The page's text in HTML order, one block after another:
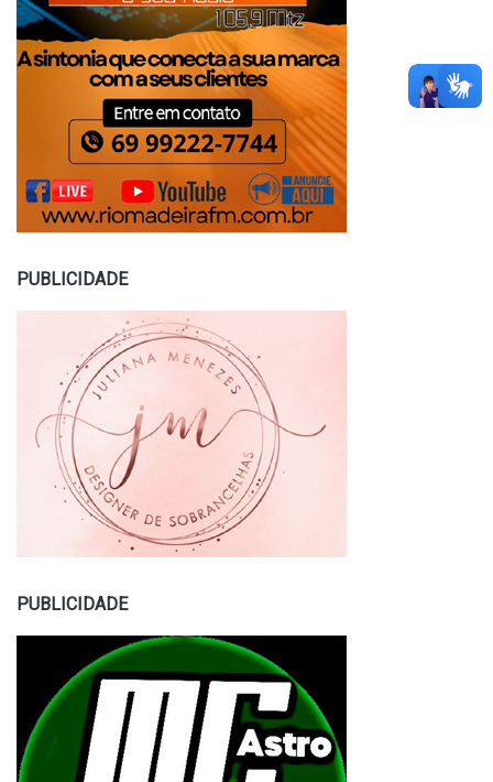
PUBLICIDADE
PUBLICIDADE